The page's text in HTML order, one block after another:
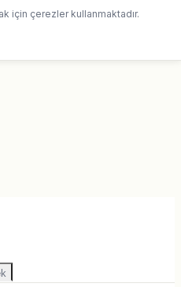
ücretsiz kargo
için çerezler kullanmaktadır.